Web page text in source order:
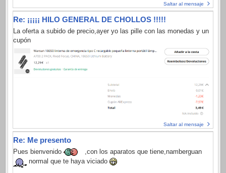
Saltar al mensaje
Re: ¡¡¡¡¡ HILO GENERAL DE CHOLLOS !!!!!
La oferta a subido de precio,ayer yo las pille con las monedas y un
cupón
Saltar al mensaje
Re: Me presento
Pues bienvenido
,con los aparatos que tiene,namberguan
normal que te haya viciado